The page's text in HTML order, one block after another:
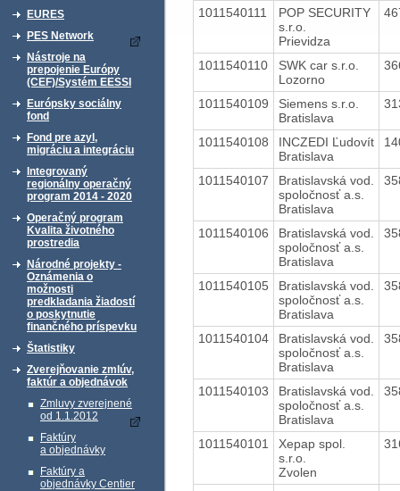
EURES
PES Network
Nástroje na
prepojenie Európy
(CEF)/Systém EESSI
Európsky sociálny
fond
Fond pre azyl,
migráciu a integráciu
Integrovaný
regionálny operačný
program 2014 - 2020
Operačný program
Kvalita životného
prostredia
Národné projekty -
Oznámenia o
možnosti
predkladania žiadostí
o poskytnutie
finančného príspevku
Štatistiky
Zverejňovanie zmlúv,
faktúr a objednávok
Zmluvy zverejnené
od 1.1.2012
Faktúry
a objednávky
Faktúry a
objednávky Centier
1011540111
POP SECURITY
s.r.o.
Prievidza
1011540110
SWK car s.r.o.
Lozorno
1011540109
Siemens s.r.o.
Bratislava
1011540108
INCZEDI Ľudovít
Bratislava
1011540107
Bratislavská vod.
spoločnosť a.s.
Bratislava
1011540106
Bratislavská vod.
spoločnosť a.s.
Bratislava
1011540105
Bratislavská vod.
spoločnosť a.s.
Bratislava
1011540104
Bratislavská vod.
spoločnosť a.s.
Bratislava
1011540103
Bratislavská vod.
spoločnosť a.s.
Bratislava
1011540101
Xepap spol.
s.r.o.
Zvolen